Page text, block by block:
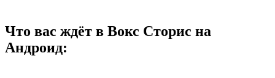
Что вас ждёт в Вокс Сторис на
Андроид: